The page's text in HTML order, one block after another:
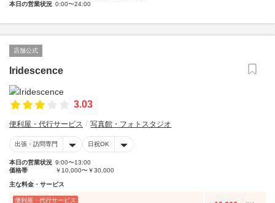
本日の営業状況 0:00〜24:00
店舗公式
Iridescence
3.03
便利屋・代行サービス 写真館・フォトスタジオ
出張・訪問専門 日祝OK
本日の営業状況 9:00〜13:00
価格帯
￥10,000〜￥30,000
主な料金・サービス
便利屋・代行サービス